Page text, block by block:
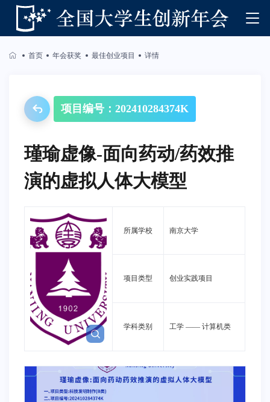
首页 年会获奖 最佳创业项目 详情
项目编号：202410284374K
瑾瑜虚像-面向药动/药效推
演的虚拟人体大模型
所属学校 南京大学
项目类型 创业实践项目
学科类别 工学 ——计算机类